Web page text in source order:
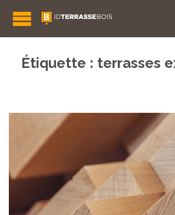
Étiquette : terrasses